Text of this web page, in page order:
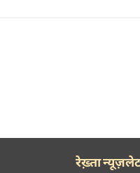
रेख़्ता